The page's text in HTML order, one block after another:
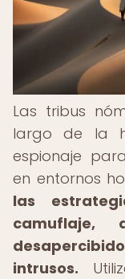
Las tribus
largo de la
espionaje
en entornos
las
camuflaje,
intrusos.